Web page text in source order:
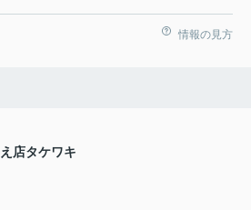
情報の見方
店タケワキ